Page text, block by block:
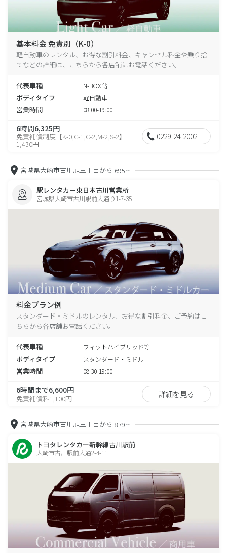
基本料金 免責別（K-0）
軽自動車のレンタル、お得な割引料金、キャンセル料金や乗り捨
てなどの詳細は、こちらから各店舗にお電話ください。
代表車種 N-BOX 等
ボディタイプ 軽自動車
営業時間 08:00-19:00
6時間6,325円
免責補償制度【K-0,C-1,C-2,M-2,S-2】
1,430円
0229-24-2002
宮城県大崎市古川旭三丁目から 695m
駅レンタカー東日本古川営業所
宮城県大崎市古川駅前大通り1-7-35
料金プラン例
スタンダード・ミドルのレンタル、お得な割引料金、ご予約はこ
ちらから各店舗お電話ください。
代表車種 フィットハイブリッド等
ボディタイプ スタンダード・ミドル
営業時間 08:30-19:00
6時間まで6,600円
免責補償料1,100円 詳細を見る
宮城県大崎市古川旭三丁目から 879m
トヨタレンタカー新幹線古川駅前
大崎市古川駅前大通2-4-11